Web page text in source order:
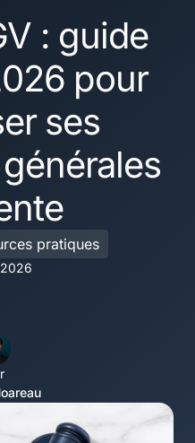
: guide
pour
ses
pratiques